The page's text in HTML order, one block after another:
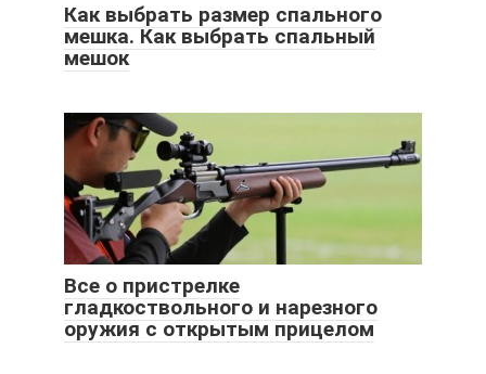
Как выбрать размер спального
мешка. Как выбрать спальный
мешок
Все о пристрелке
гладкоствольного и нарезного
оружия с открытым прицелом